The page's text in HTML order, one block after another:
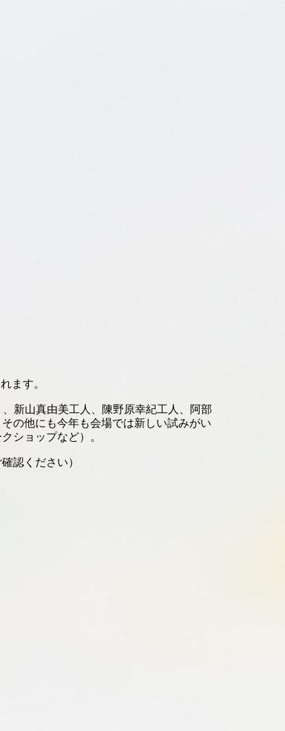
ます。
新山真由美工人、陳野原幸紀工人、阿部
の他にも今年も会場では新しい試みがい
ショップなど）。
認ください）